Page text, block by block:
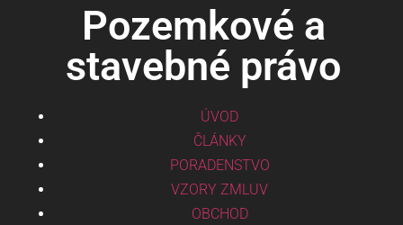
Pozemkové a
stavebné právo
ÚVOD
ČLÁNKY
PORADENSTVO
VZORY ZMLUV
OBCHOD